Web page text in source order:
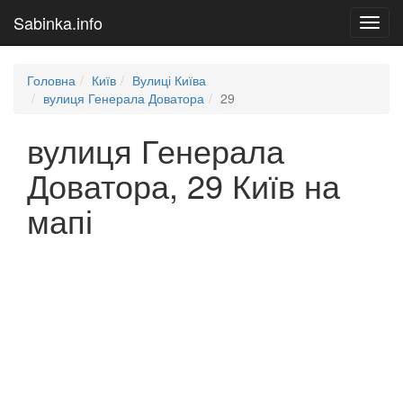
Sabinka.info
Головна Київ
Вулиці Київа
вулиця Генерала Доватора
29
вулиця Генерала
Доватора, 29 Київ на
мапі